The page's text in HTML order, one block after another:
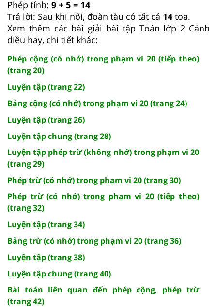
Phép tính: 9 + 5 = 14
Trả lời: Sau khi nối, đoàn tàu có tất cả 14 toa.
Xem thêm các bài giải bài tập Toán lớp 2 Cánh
diều hay, chi tiết khác:
Phép cộng (có nhớ) trong phạm vi 20 (tiếp theo)
(trang 20)
Luyện tập (trang 22)
Bảng cộng (có nhớ) trong phạm vi 20 (trang 24)
Luyện tập (trang 26)
Luyện tập chung (trang 28)
Luyện tập phép trừ (không nhớ) trong phạm vi 20
(trang 29)
Phép trừ (có nhớ) trong phạm vi 20 (trang 30)
Phép trừ (có nhớ) trong phạm vi 20 (tiếp theo)
(trang 32)
Luyện tập (trang 34)
Bảng trừ (có nhớ) trong phạm vi 20 (trang 36)
Luyện tập (trang 38)
Luyện tập chung (trang 40)
Bài toán liên quan đến phép cộng, phép trừ
(trang 42)